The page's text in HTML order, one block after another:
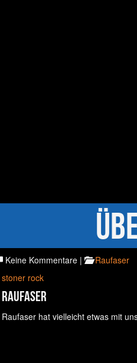
Keine Kommentare |
Raufaser
stoner rock
Raufaser
Raufaser hat vielleicht etwas mit